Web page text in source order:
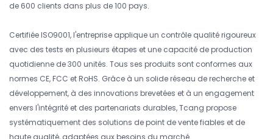
de 600 clients dans plus de 100 pays.
Certifiée ISO9001, l'entreprise applique un contrôle qualité rigoureux
avec des tests en plusieurs étapes et une capacité de production
quotidienne de 300 unités. Tous ses produits sont conformes aux
normes CE, FCC et RoHS. Grâce à un solide réseau de recherche et
développement, à des innovations brevetées et à un engagement
envers l'intégrité et des partenariats durables, Tcang propose
systématiquement des solutions de point de vente fiables et de
haute qualité, adaptées aux besoins du marché.